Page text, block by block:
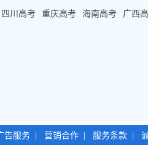
四川高考 重庆高考 海南高考 广西
告服务 营销合作 服务条款